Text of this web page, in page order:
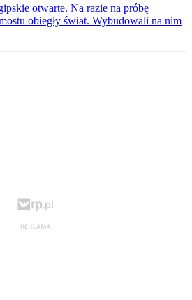
otwarte. Na razie na próbę
obiegły świat. Wybudowali na nim